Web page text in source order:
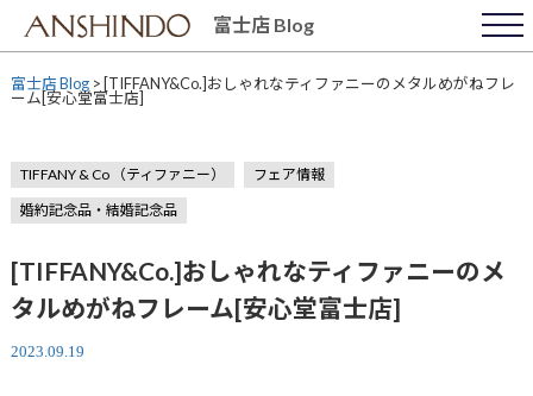
content
富士店 Blog
富士店 Blog> [TIFFANY&Co.]おしゃれなティファニーのメタルめがねフレ
ーム[安心堂富士店]
TIFFANY & Co （ティファニー）
フェア情報
婚約記念品・結婚記念品
[TIFFANY&Co.]おしゃれなティファニーのメ
タルめがねフレーム[安心堂富士店]
2023.09.19